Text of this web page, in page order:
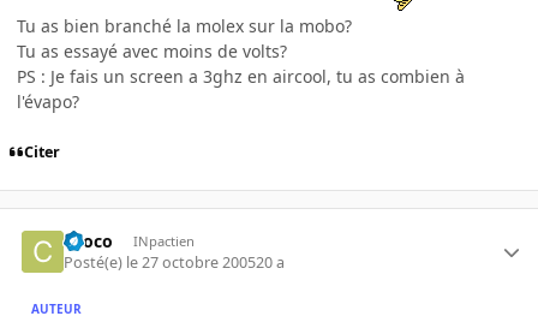
Tu as bien branché la molex sur la mobo?
Tu as essayé avec moins de volts?
PS : Je fais un screen a 3ghz en aircool, tu as combien à
l'évapo?
Citer
choco INpactien
Posté(e) le 27 octobre 200520 a
AUTEUR